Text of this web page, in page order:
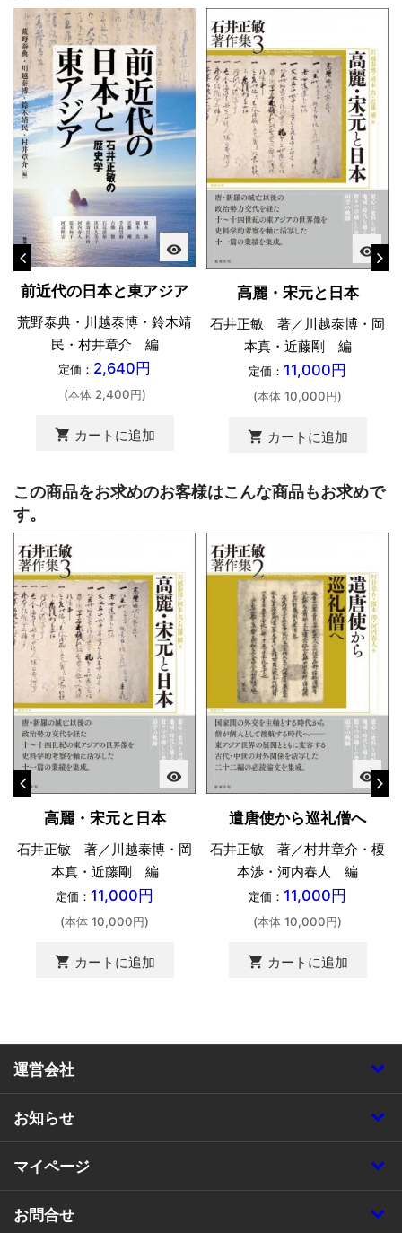
visibility
前近代の日本と東アジア
荒野泰典・川越泰博・鈴木靖
民・村井章介 編
定価： 2,640円
(本体 2,400円)
shopping_cart カートに追加
visibility
高麗・宋元と日本
石井正敏 著／川越泰博・岡
本真・近藤剛 編
定価： 11,000円
(本体 10,000円)
shopping_cart カートに追加
この商品をお求めのお客様はこんな商品もお求めで
す。
visibility
高麗・宋元と日本
石井正敏 著／川越泰博・岡
本真・近藤剛 編
定価： 11,000円
(本体 10,000円)
shopping_cart カートに追加
visibility
遣唐使から巡礼僧へ
石井正敏 著／村井章介・榎
本渉・河内春人 編
定価： 11,000円
(本体 10,000円)
shopping_cart カートに追加
運営会社
お知らせ
マイページ
お問合せ